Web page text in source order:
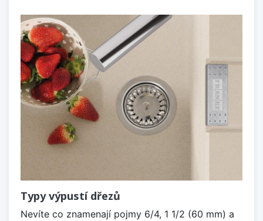
Typy výpustí dřezů
Nevíte co znamenají pojmy 6/4, 1 1/2 (60 mm) a